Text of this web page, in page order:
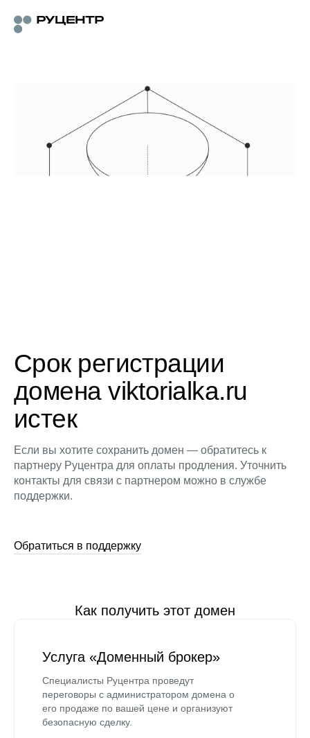
Срок регистрации
домена viktorialka.ru
истек
Если вы хотите сохранить домен — обратитесь к
партнеру Руцентра для оплаты продления. Уточнить
контакты для связи с партнером можно в службе
поддержки.
Обратиться в поддержку
Как получить этот домен
Услуга «Доменный брокер»
Специалисты Руцентра проведут
переговоры с администратором домена о
его продаже по вашей цене и организуют
безопасную сделку.